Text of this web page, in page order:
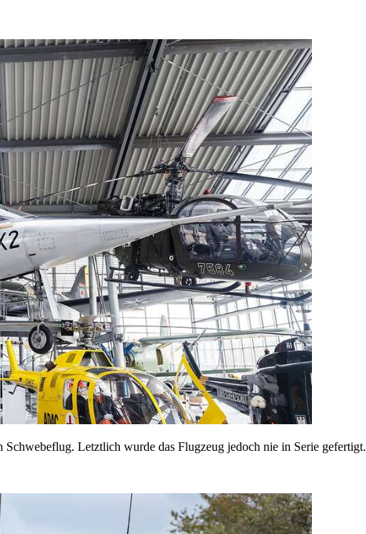
Letztlich wurde das Flugzeug jedoch nie in Serie gefertigt.